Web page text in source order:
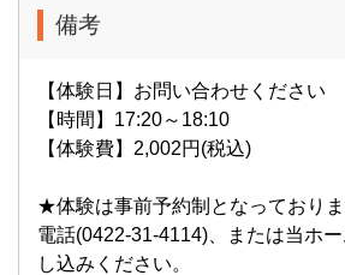
備考
【体験日】お問い合わせください
【時間】17:20～18:10
【体験費】2,002円(税込)
★体験は事前予約制となっておりま
電話(0422-31-4114)、または当ホ
し込みください。